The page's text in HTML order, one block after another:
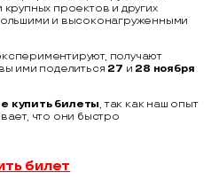
проектов и других
и высоконагруженными
получают
ими поделиться 27 и 28 ноября
купить билеты , так как наш опыт
что они быстро
билет